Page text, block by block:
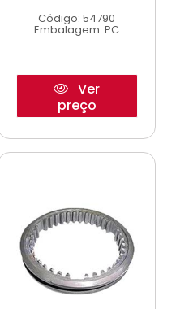
Código: 54790
Embalagem: PC
Ver
preço